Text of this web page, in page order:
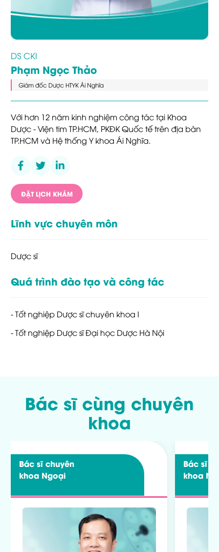
DS CKI
Phạm Ngọc Thảo
Giám đốc Dược HTYK Ái Nghĩa
Với hơn 12 năm kinh nghiệm công tác tại Khoa
Dược - Viện tim TP.HCM, PKĐK Quốc tế trên địa bàn
TP.HCM và Hệ thống Y khoa Ái Nghĩa.
ĐẶT LỊCH KHÁM
Lĩnh vực chuyên môn
Dược sĩ
Quá trình đào tạo và công tác
- Tốt nghiệp Dược sĩ chuyên khoa I
- Tốt nghiệp Dược sĩ Đại học Dược Hà Nội
Bác sĩ cùng chuyên
khoa
Bác sĩ chuyên
khoa Ngoại
Bác sĩ
khoa